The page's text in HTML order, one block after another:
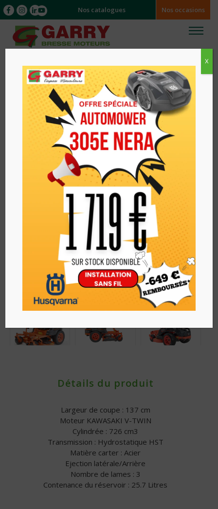
Nos catalogues Nos occasions
/ AUTOPORTEE ZERO TURN THERMIQUE
Z4541RD KUBOTA
Détails du produit
Largeur de coupe : 137 cm
Moteur KAWASAKI V-TWIN
Cylindrée : 726 cm3
Transmission : Hydrostatique HST
Matière carter : Acier
Ejection latérale/Arrière
Nombre de lames : 3
Contenance du réservoir : 25.7 Litres
X